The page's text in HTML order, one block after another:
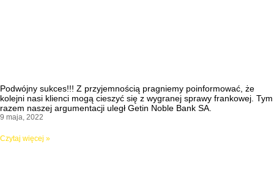
Podwójny sukces!!! Z przyjemnością pragniemy poinformować, że
kolejni nasi klienci mogą cieszyć się z wygranej sprawy frankowej. Tym
razem naszej argumentacji uległ Getin Noble Bank SA.
9 maja, 2022
Czytaj więcej »